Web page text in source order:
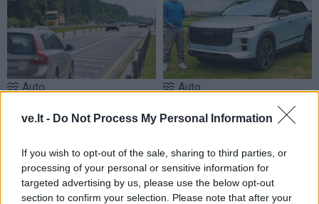
ve.lt - Do Not Process My Personal Information
If you wish to opt-out of the sale, sharing to third parties, or
processing of your personal or sensitive information for
targeted advertising by us, please use the below opt-out
section to confirm your selection. Please note that after your
Auto
važiuojant
ruožais
Auto
Kinijos gamintojai veržiasi
į Lietuvos rinką: egzotika